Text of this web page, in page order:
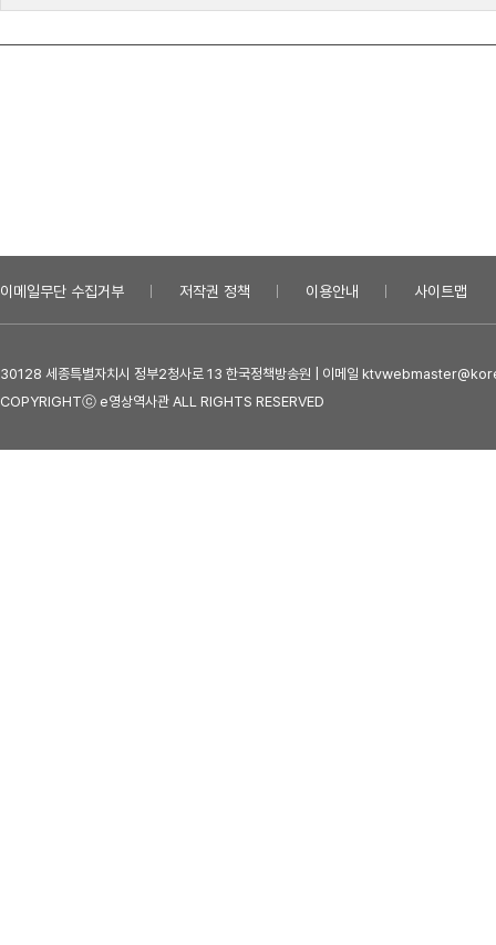
이메일무단 수집거부 저작권 정책 이용안내 사이트맵
30128 세종특별자치시 정부2청사로 13 한국정책방송원 | 이메일
COPYRIGHTⓒ e영상역사관 ALL RIGHTS RESERVED